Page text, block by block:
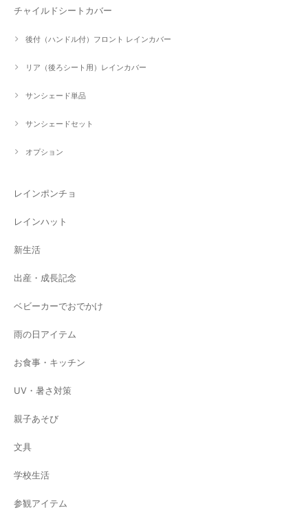
チャイルドシートカバー
後付（ハンドル付）フロント レインカバー
リア（後ろシート用）レインカバー
サンシェード単品
サンシェードセット
オプション
レインポンチョ
レインハット
新生活
出産・成長記念
ベビーカーでおでかけ
雨の日アイテム
お食事・キッチン
UV・暑さ対策
親子あそび
文具
学校生活
参観アイテム